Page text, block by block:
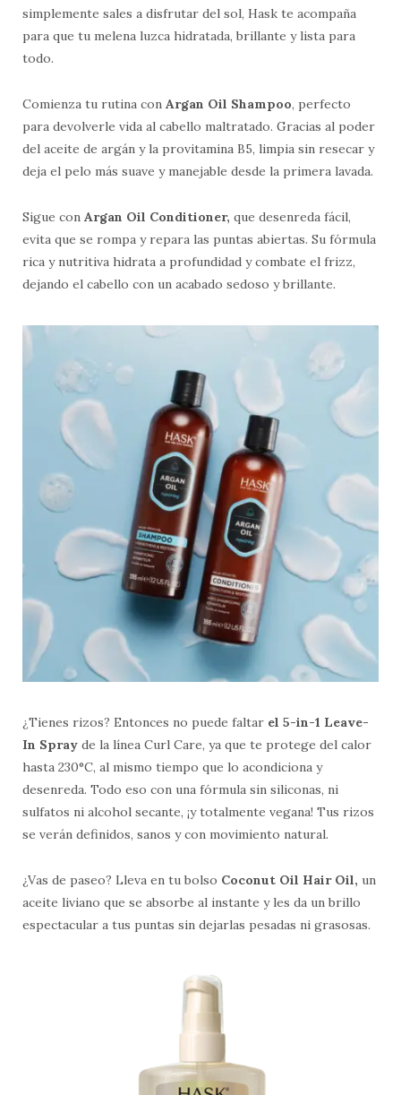
simplemente sales a disfrutar del sol, Hask te acompaña
para que tu melena luzca hidratada, brillante y lista para
todo.
Comienza tu rutina con Argan Oil Shampoo, perfecto
para devolverle vida al cabello maltratado. Gracias al poder
del aceite de argán y la provitamina B5, limpia sin resecar y
deja el pelo más suave y manejable desde la primera lavada.
Sigue con Argan Oil Conditioner, que desenreda fácil,
evita que se rompa y repara las puntas abiertas. Su fórmula
rica y nutritiva hidrata a profundidad y combate el frizz,
dejando el cabello con un acabado sedoso y brillante.
¿Tienes rizos? Entonces no puede faltar el 5-in-1 Leave-
In Spray de la línea Curl Care, ya que te protege del calor
hasta 230°C, al mismo tiempo que lo acondiciona y
desenreda. Todo eso con una fórmula sin siliconas, ni
sulfatos ni alcohol secante, ¡y totalmente vegana! Tus rizos
se verán definidos, sanos y con movimiento natural.
¿Vas de paseo? Lleva en tu bolso Coconut Oil Hair Oil, un
aceite liviano que se absorbe al instante y les da un brillo
espectacular a tus puntas sin dejarlas pesadas ni grasosas.